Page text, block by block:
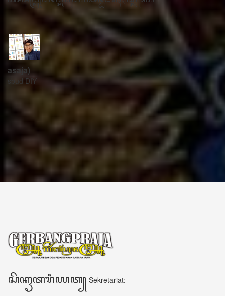
ꦱꦼꦏꦽꦠꦫꦶꦪꦠ꧀ Sekretariat:
ꦏꦩ꧀ꦥꦸꦁꦄꦏ꧀ꦱꦫꦥꦕꦶꦧꦶꦠ
ꦧꦶꦤ꧀ꦠꦫꦤ꧀ꦮꦺꦠꦤ꧀ꦱꦿꦶꦩꦸꦭ꧀ꦚꦥꦶꦪꦸꦁ
ꦔꦤ꧀ꦧꦤ꧀ꦠꦸꦭ꧀ꦪꦺꦴꦒ꧀ꦚꦏꦂꦠ
Bintaran Wetan 06 Kalurahan Srimulyo, Kapanewon Piyungan, Kab. Bantul,
Daerah Istimewa Yogyakarta 55792
GERBANG PRAJA